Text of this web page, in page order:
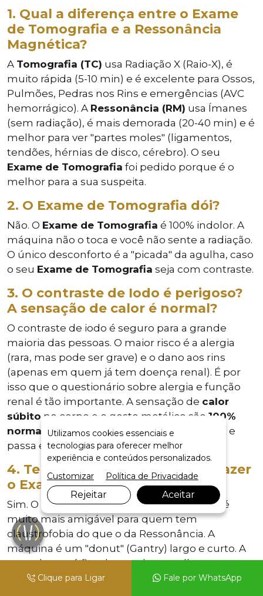
1. Qual a diferença entre o Exame
de Tomografia e a Ressonância
Magnética?
A Tomografia (TC) usa Radiação X (Raio-X), é
muito rápida (5-10 min) e é excelente para Ossos,
Pulmões, Pedras nos Rins e emergências (AVC
hemorrágico). A Ressonância (RM) usa Ímanes
(sem radiação), é mais demorada (20-40 min) e é
melhor para ver "partes moles" (ligamentos,
tendões, hérnias de disco, cérebro). O seu
Exame de Tomografia foi pedido porque é o
melhor para a sua suspeita.
2. O Exame de Tomografia dói?
Não. O Exame de Tomografia é 100% indolor. A
máquina não o toca e você não sente a radiação.
O único desconforto é a "picada" da agulha, caso
o seu Exame de Tomografia seja com contraste.
3. O contraste de Iodo é perigoso?
A sensação de calor é normal?
O contraste de iodo é seguro para a grande
maioria das pessoas. O maior risco é a alergia
(rara, mas pode ser grave) e o dano aos rins
(apenas em quem já tem doença renal). É por
isso que o questionário sobre alergia e função
renal é tão importante. A sensação de calor
súbito no corpo e o gosto metálico são 100%
normais . Não é alergia; é a reação esperada e
passa em segundos.
4. Tenho claustrofobia. Posso fazer
o Exame de Tomografia?
Sim. O aparelho doExame de Tomografia
é
muito mais amigável para quem tem
claustrofobia do que o da Ressonância. A
máquina é um "donut" (Gantry) largo e curto. A
sua cabeça só fica dentro do aparelho se o
exame for do crânio ou pescoço. Se o axame for
Clique para Ligar Fale por WhatsApp
Utilizamos cookies essenciais e
tecnologias para oferecer melhor
experiência e conteúdos personalizados.
Customizar
Política de Privacidade
Rejeitar Aceitar